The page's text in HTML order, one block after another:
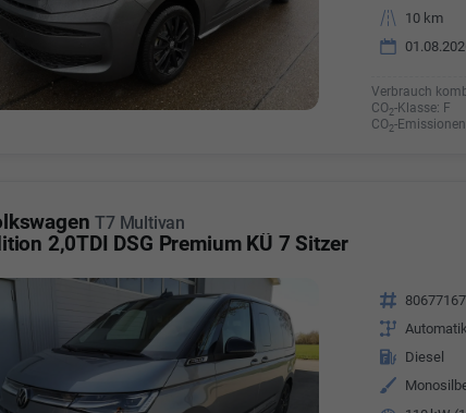
Kilometerstand
10 km
Verbrauch
CO2-Klasse: F
CO2-
T7 Multivan
2,0TDI DSG Premium KÜ 7 Sitzer
Fahrzeugnr.
Getriebe
Kraftstoff Diesel
Außenfarbe